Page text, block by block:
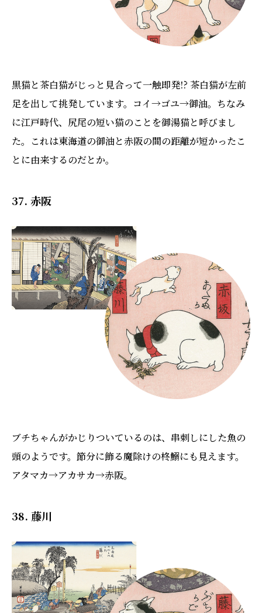
黒猫と茶白猫がじっと見合って一触即発!? 茶白猫が左前
足を出して挑発しています。コイ→ゴユ→御油。ちなみ
に江戸時代、尻尾の短い猫のことを御湯猫と呼びまし
た。これは東海道の御油と赤阪の間の距離が短かったこ
とに由来するのだとか。
37. 赤阪
ブチちゃんがかじりついているのは、串刺しにした魚の
頭のようです。節分に飾る魔除けの柊鰯にも見えます。
アタマカ→アカサカ→赤阪。
38. 藤川